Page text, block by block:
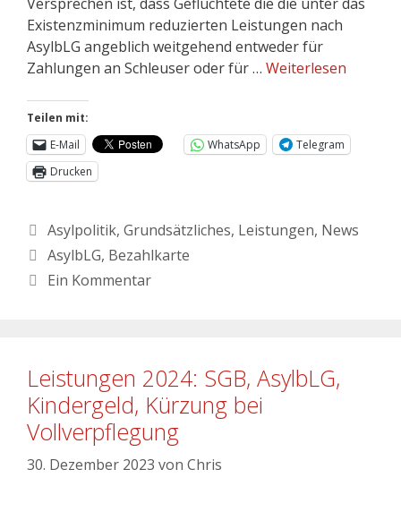
Existenzminimum reduzierten Leistungen nach
AsylbLG angeblich weitgehend entweder für
Zahlungen an Schleuser oder für … Weiterlesen
Teilen mit:
E-Mail
WhatsApp
Telegram
Drucken
Asylpolitik, Grundsätzliches, Leistungen, News
AsylbLG, Bezahlkarte
Ein Kommentar
Leistungen 2024: SGB, AsylbLG,
Kindergeld, Kürzung bei
Vollverpflegung
30. Dezember 2023 von Chris